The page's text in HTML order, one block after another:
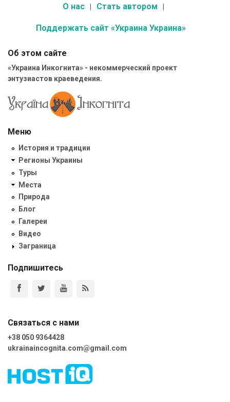
О нас Стать автором
Поддержать сайт «Украина Украина»
Об этом сайте
«Украина Инкогнита» - некоммерческий проект
энтузиастов краеведения.
Меню
История и традиции
Регионы Украины
Туры
Места
Природа
Блог
Галереи
Видео
Заграница
Подпишитесь
Связаться с нами
+38 050 9364428
ukrainaincognita.com@gmail.com